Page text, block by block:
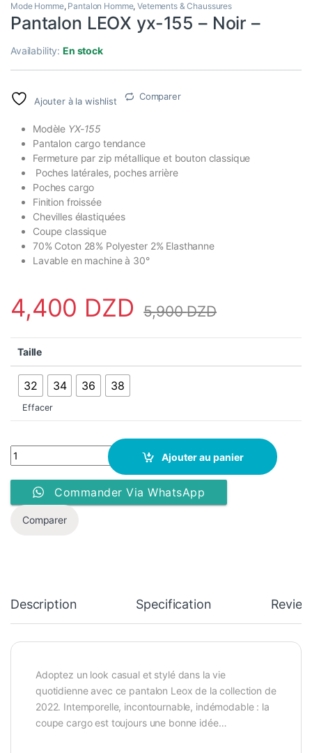
Mode Homme, Pantalon Homme,Vetements & Chaussures
Pantalon LEOX yx-155 – Noir –
Availability:En stock
Ajouter à la wishlist Comparer
Modèle YX-155
Pantalon cargo tendance
Fermeture par zip métallique et bouton classique
Poches latérales, poches arrière
Poches cargo
Finition froissée
Chevilles élastiquées
Coupe classique
70% Coton 28% Polyester 2% Elasthanne
Lavable en machine à 30°
4,400 DZD 5,900DZD
Taille
32 34 36 38
Effacer
Pantalon LEOX yx-155 - Noir - quantity
Ajouter au panier
Commander Via WhatsApp
Comparer
Description Specification
Adoptez un look casual et stylé dans la vie
quotidienne avec ce pantalon Leox de la collection de
2022. Intemporelle, incontournable, indémodable : la
coupe cargo est toujours une bonne idée…